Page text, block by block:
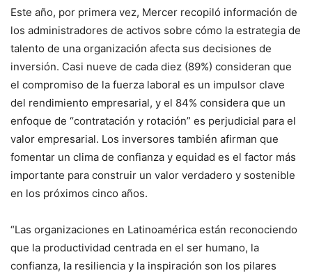
Este año, por primera vez, Mercer recopiló información de
los administradores de activos sobre cómo la estrategia de
talento de una organización afecta sus decisiones de
inversión. Casi nueve de cada diez (89%) consideran que
el compromiso de la fuerza laboral es un impulsor clave
del rendimiento empresarial, y el 84% considera que un
enfoque de “contratación y rotación” es perjudicial para el
valor empresarial. Los inversores también afirman que
fomentar un clima de confianza y equidad es el factor más
importante para construir un valor verdadero y sostenible
en los próximos cinco años.
“Las organizaciones en Latinoamérica están reconociendo
que la productividad centrada en el ser humano, la
confianza, la resiliencia y la inspiración son los pilares